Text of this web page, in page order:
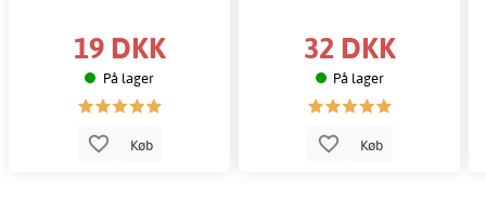
19 DKK
På lager
Køb
32 DKK
På lager
Køb